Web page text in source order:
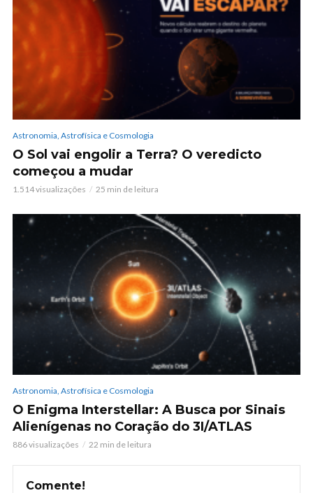
Astronomia, Astrofísica e Cosmologia
O Sol vai engolir a Terra? O veredicto
começou a mudar
1.514 visualizações 25 min de leitura
Astronomia, Astrofísica e Cosmologia
O Enigma Interstellar: A Busca por Sinais
Alienígenas no Coração do 3I/ATLAS
886 visualizações 22 min de leitura
Comente!